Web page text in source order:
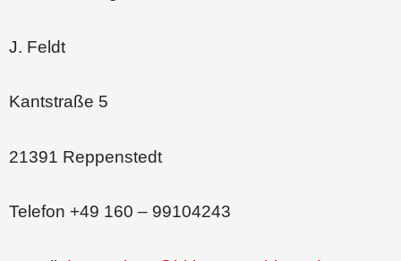
J. Feldt
Kantstraße 5
21391 Reppenstedt
Telefon +49 160 – 99104243